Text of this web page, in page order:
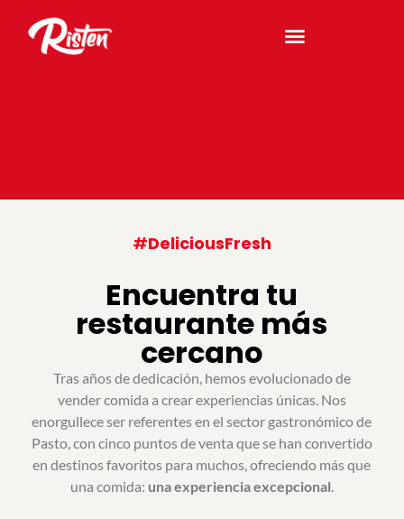
#DeliciousFresh
Encuentra tu
restaurante más
cercano
Tras años de dedicación, hemos evolucionado de
vender comida a crear experiencias únicas. Nos
enorgullece ser referentes en el sector gastronómico de
Pasto, con cinco puntos de venta que se han convertido
en destinos favoritos para muchos, ofreciendo más que
una comida: una experiencia excepcional.